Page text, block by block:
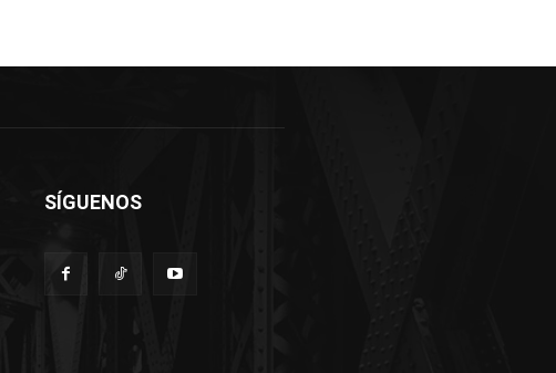
SÍGUENOS